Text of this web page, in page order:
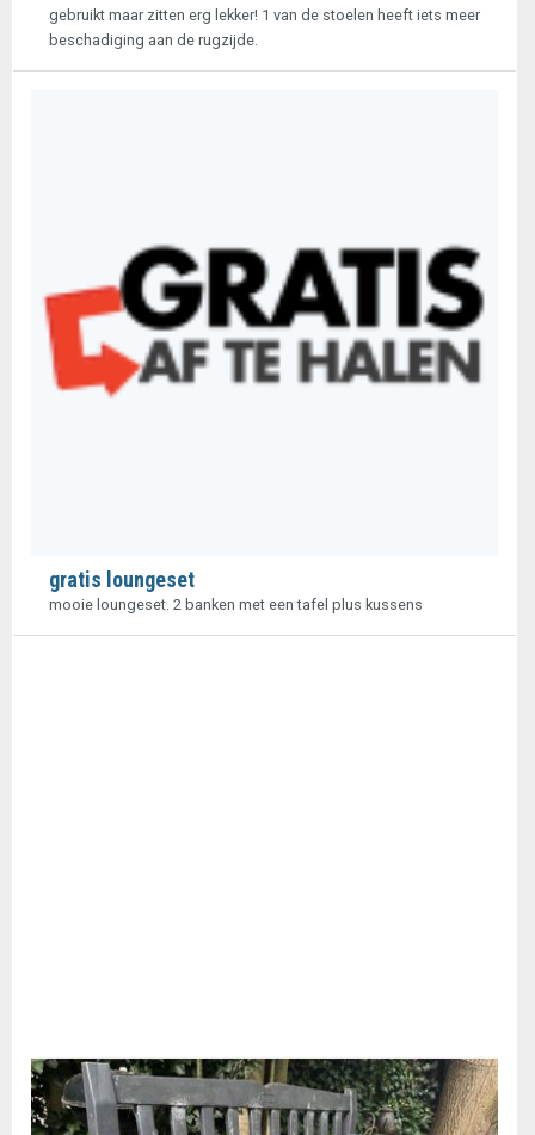
gebruikt maar zitten erg lekker! 1 van de stoelen heeft iets meer
beschadiging aan de rugzijde.
gratis loungeset
mooie loungeset. 2 banken met een tafel plus kussens